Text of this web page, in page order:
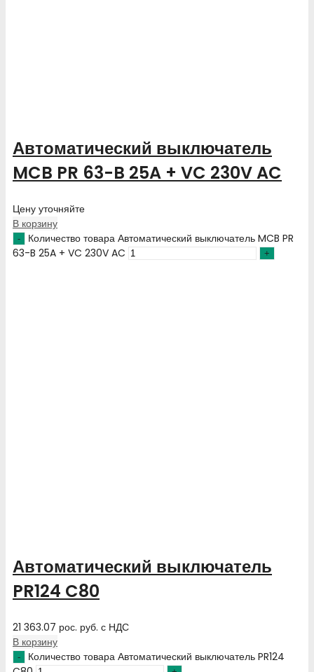
Автоматический выключатель
MCB PR 63-B 25A + VC 230V AC
Цену уточняйте
В корзину
Количество товара Автоматический выключатель MCB PR
63-B 25A + VC 230V AC
Автоматический выключатель
PR124 C80
21 363.07 рос. руб. с НДС
В корзину
Количество товара Автоматический выключатель PR124